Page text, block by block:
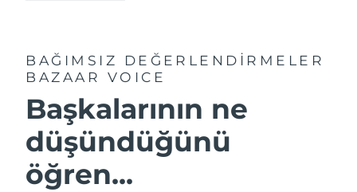
BAĞIMSIZ DEĞERLENDİRMELER
BAZAAR VOICE
Başkalarının ne
düşündüğünü
öğren...